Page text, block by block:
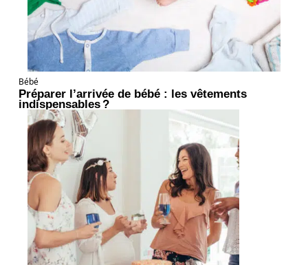
Bébé
Préparer l’arrivée de bébé : les vêtements
indispensables ?